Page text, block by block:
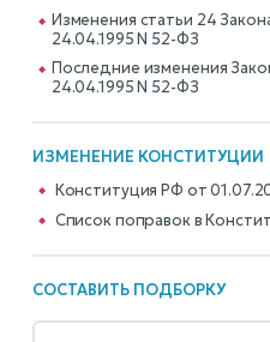
Изменения статьи 24
24.04.1995 N 52-ФЗ
Последние изменения
24.04.1995 N 52-ФЗ
ИЗМЕНЕНИЕ КОНСТИТУЦИИ
Конституция РФ от
Cписок поправок в
СОСТАВИТЬ ПОДБОРКУ